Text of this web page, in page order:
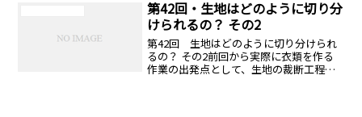
助剤それぞれの素...
第42回・生地はどのように切り分
けられるの？ その2
第42回 生地はどのように切り分けられ
るの？ その2前回から実際に衣類を作る
作業の出発点として、生地の裁断工程に